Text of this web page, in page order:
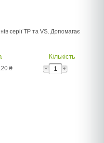
серії TP та VS. Допомагає
Кількість
₴